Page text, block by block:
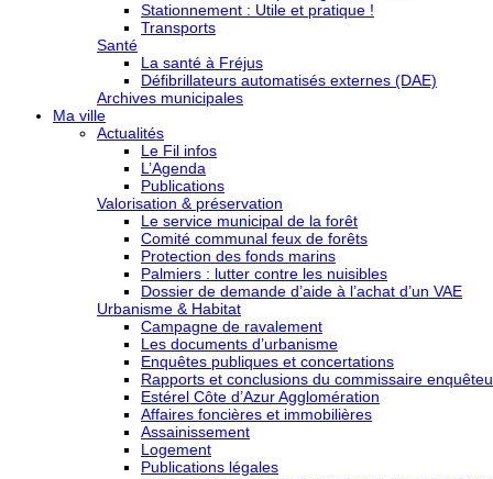
Stationnement : Utile et pratique !
Transports
Santé
La santé à Fréjus
Défibrillateurs automatisés externes (DAE)
Archives municipales
Ma ville
Actualités
Le Fil infos
L’Agenda
Publications
Valorisation & préservation
Le service municipal de la forêt
Comité communal feux de forêts
Protection des fonds marins
Palmiers : lutter contre les nuisibles
Dossier de demande d’aide à l’achat d’un VAE
Urbanisme & Habitat
Campagne de ravalement
Les documents d’urbanisme
Enquêtes publiques et concertations
Rapports et conclusions du commissaire
Estérel Côte d’Azur Agglomération
Affaires foncières et immobilières
Assainissement
Logement
Publications légales